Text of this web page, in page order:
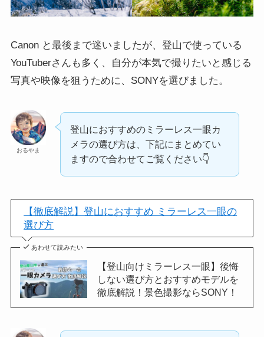
Canon と最後まで迷いましたが、登山で使っている
YouTuberさんも多く、自分が本気で撮りたいと感じる
写真や映像を狙うために、SONYを選びました。
おるやま
登山におすすめのミラーレス一眼カ
メラの選び方は、下記にまとめてい
ますので合わせてご覧ください👇️
【徹底解説】登山におすすめ ミラーレス一眼の
選び方
あわせて読みたい
【登山向けミラーレス一眼】後悔
しない選び方とおすすめモデルを
徹底解説！景色撮影ならSONY！